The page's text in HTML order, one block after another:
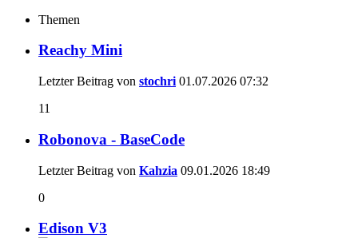
Themen
Reachy Mini
Letzter Beitrag von stochri 01.07.2026 07:32
11
Robonova - BaseCode
Letzter Beitrag von Kahzia 09.01.2026 18:49
0
Edison V3